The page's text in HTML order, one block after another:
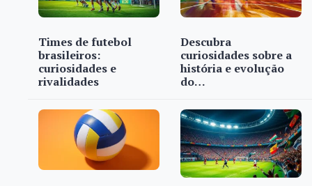
Times de futebol
brasileiros:
curiosidades e
rivalidades
Descubra
curiosidades sobre a
história e evolução
do…